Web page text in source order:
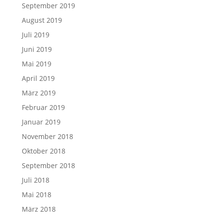
September 2019
August 2019
Juli 2019
Juni 2019
Mai 2019
April 2019
März 2019
Februar 2019
Januar 2019
November 2018
Oktober 2018
September 2018
Juli 2018
Mai 2018
März 2018